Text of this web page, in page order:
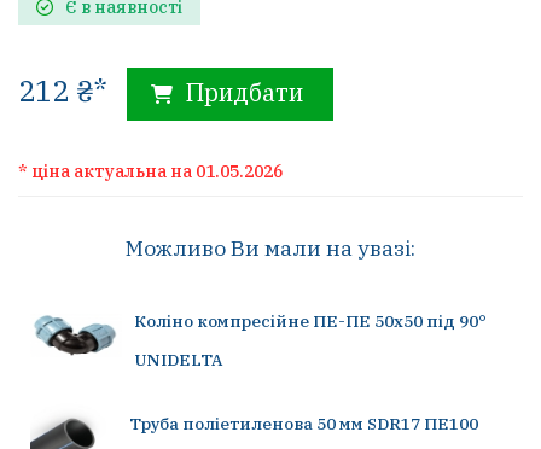
Є в наявності
212 ₴* Придбати
* ціна актуальна на 01.05.2026
Можливо Ви мали на увазі:
Коліно компресійне ПЕ-ПЕ 50x50 під 90°
UNIDELTA
Труба поліетиленова 50 мм SDR17 ПЕ100